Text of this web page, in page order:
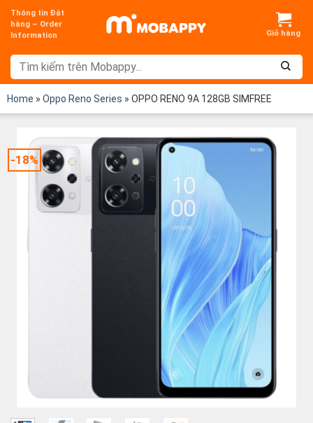
Chuyển
đến
dung
Thông tin Đặt
hàng – Order
Information
Home » Oppo Reno Series » OPPO RENO 9A 128GB SIMFREE
-18%